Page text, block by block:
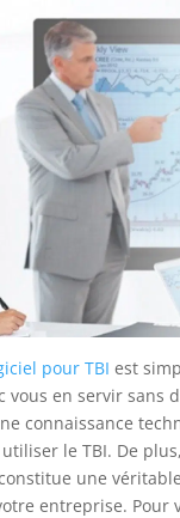
pour TBI est
vous en servir sans
connaissance
le TBI. De
une
entreprise. Pour